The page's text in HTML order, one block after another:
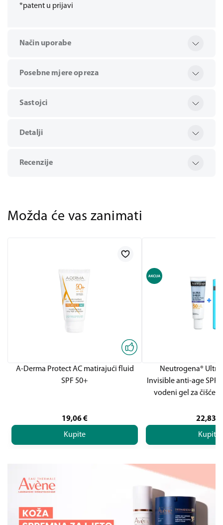
*patent u prijavi
Način uporabe
Posebne mjere opreza
Sastojci
Detalji
Recenzije
Možda će vas zanimati
A-Derma Protect AC matirajući fluid
SPF 50+
19,06€
Kupite
Neutrogena®
Invisible anti-age
vodeni gel za
22,83
Kupite